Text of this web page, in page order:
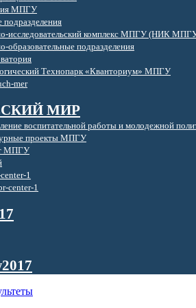
МПГУ
исследовательский комплекс МПГУ (НИК
образовательные подразделения
Технопарк «Кванториум» МПГУ
МИР
воспитательной работы и молодежной
проекты МПГУ
МПГУ